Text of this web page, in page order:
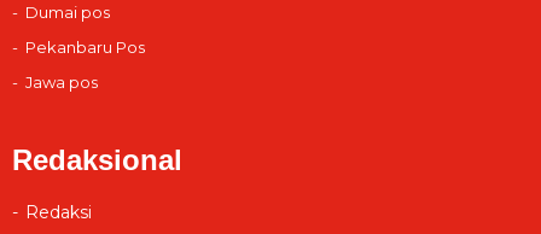
Dumai pos
Pekanbaru Pos
Jawa pos
Redaksional
Redaksi